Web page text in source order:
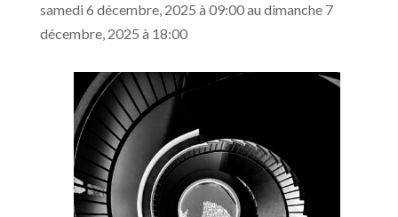
samedi 6 décembre, 2025 à 09:00au dimanche 7
décembre, 2025 à 18:00